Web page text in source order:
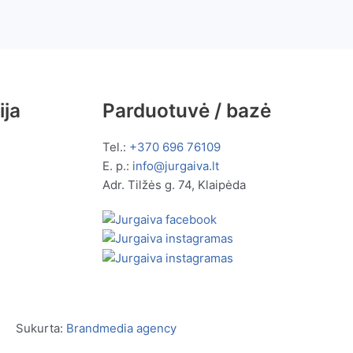
Parduotuvė / bazė
Tel.: +370 696 76109
E. p.: info@jurgaiva.lt
Adr. Tilžės g. 74, Klaipėda
Sukurta: Brandmedia agency